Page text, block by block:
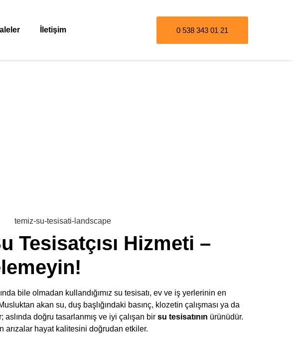
İletişim 0 538 343 01 21
Tesisatçısı Hizmeti –
bile olmadan kullandığımız su tesisatı, ev ve iş yerlerinin en
akan su, duş başlığındaki basınç, klozetin çalışması ya da
aslında doğru tasarlanmış ve iyi çalışan bir su tesisatının ürünüdür.
hayat kalitesini doğrudan etkiler.